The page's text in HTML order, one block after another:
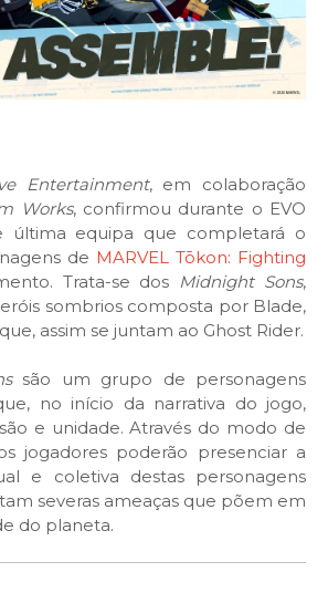
Entertainment, em colaboração
Works, confirmou durante o EVO
última equipa que completará o
de MARVEL Tōkon: Fighting
Trata-se dos Midnight Sons,
sombrios composta por Blade,
assim se juntam ao Ghost Rider.
são um grupo de personagens
no início da narrativa do jogo,
e unidade. Através do modo de
jogadores poderão presenciar a
e coletiva destas personagens
severas ameaças que põem em
do planeta.